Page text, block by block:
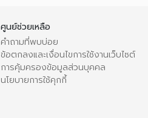
ศูนย์ช่วยเหลือ
คำถามที่พบบ่อย
ข้อตกลงและเงื่อนไขการใช้งานเว็บไซต์
การคุ้มครองข้อมูลส่วนบุคคล
นโยบายการใช้คุกกี้